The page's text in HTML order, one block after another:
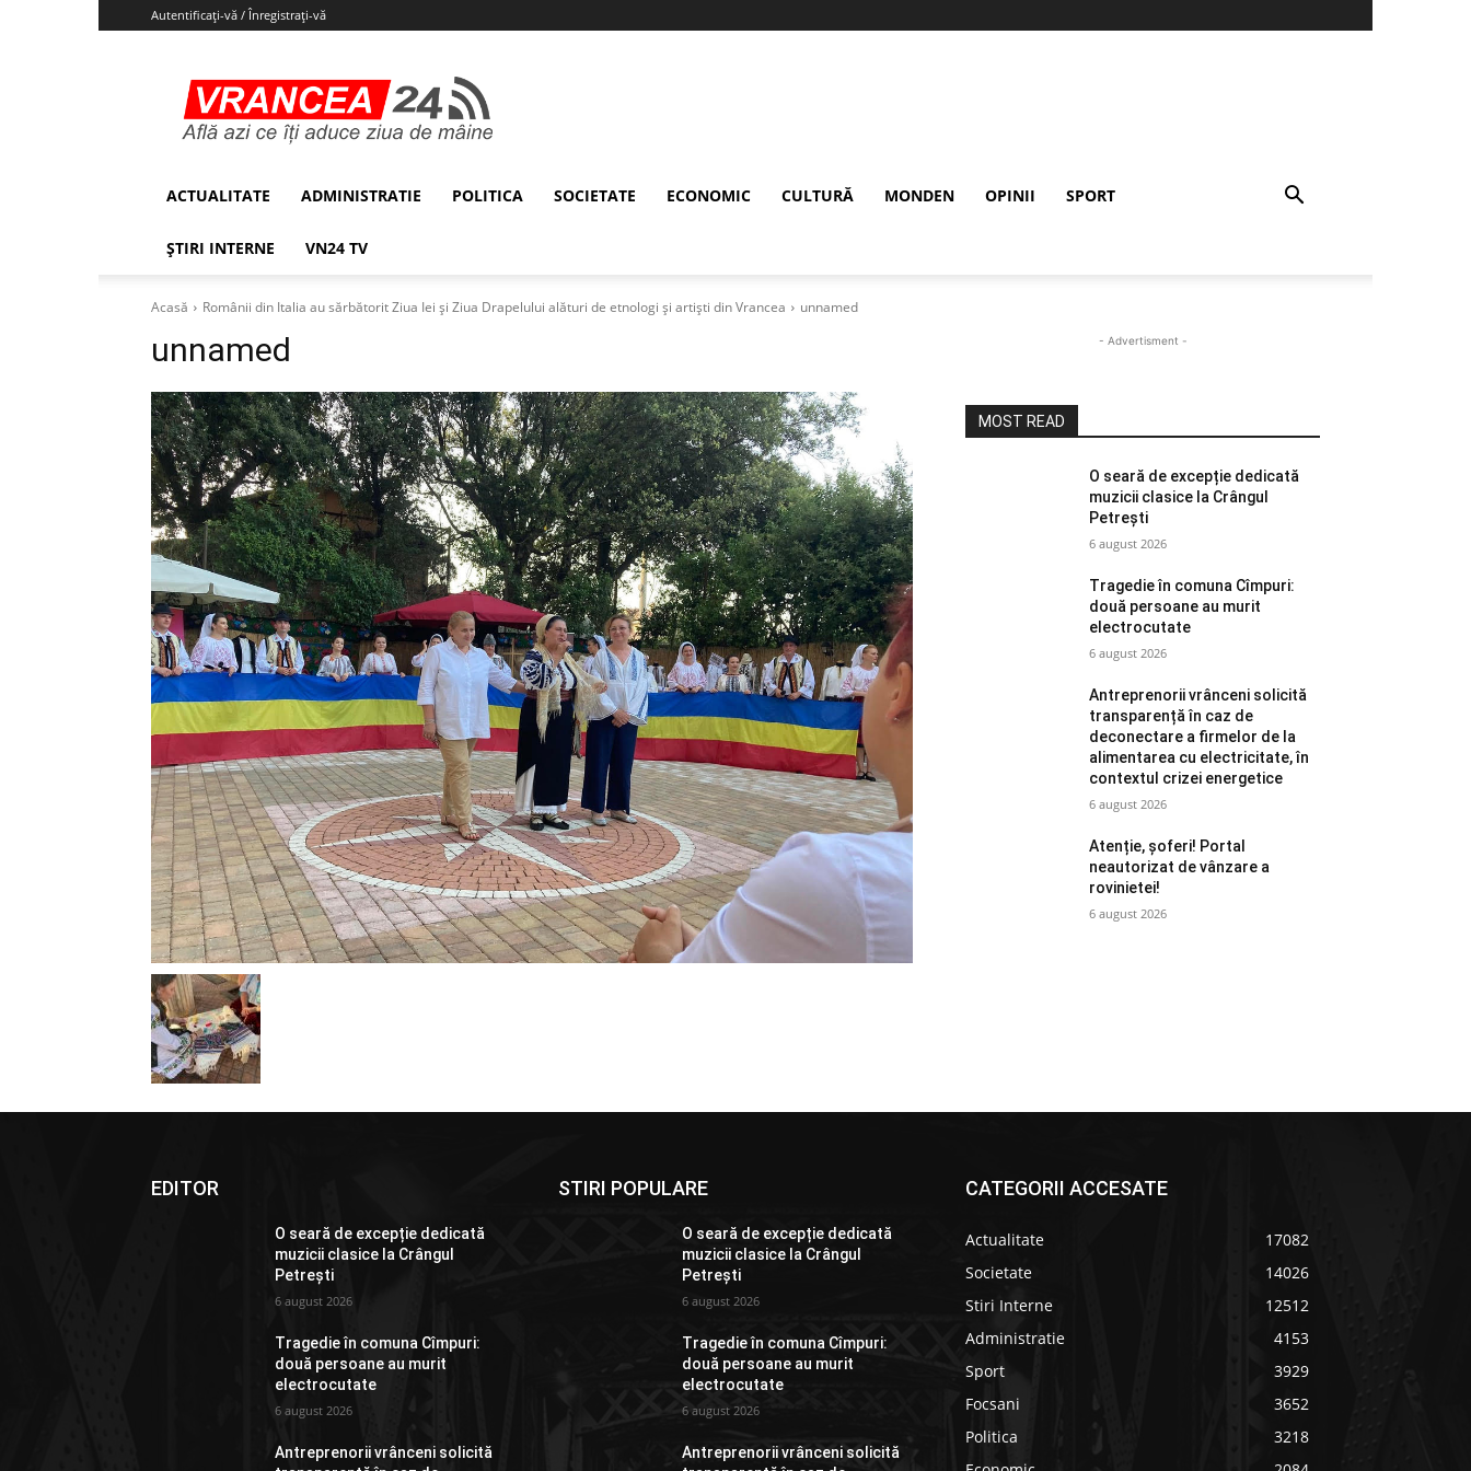
Autentificați-vă / Înregistrați-vă
ACTUALITATE ADMINISTRATIE POLITICA SOCIETATE ECONOMIC CULTURĂ MONDEN OPINII SPORT
ȘTIRI INTERNE VN24 TV
Acasă Românii din Italia au sărbătorit Ziua Iei și Ziua Drapelului alături de etnologi și artiști din Vrancea unnamed
unnamed - Advertisment -
MOST READ
O seară de excepție dedicată
muzicii clasice la Crângul
Petrești
6 august 2026
Tragedie în comuna Cîmpuri:
două persoane au murit
electrocutate
6 august 2026
Antreprenorii vrânceni solicită
transparență în caz de
deconectare a firmelor de la
alimentarea cu electricitate, în
contextul crizei energetice
6 august 2026
Atenție, șoferi! Portal
neautorizat de vânzare a
rovinietei!
6 august 2026
EDITOR
O seară de excepție dedicată
muzicii clasice la Crângul
Petrești
6 august 2026
Tragedie în comuna Cîmpuri:
două persoane au murit
electrocutate
6 august 2026
Antreprenorii vrânceni solicită
STIRI POPULARE
O seară de excepție dedicată
muzicii clasice la Crângul
Petrești
6 august 2026
Tragedie în comuna Cîmpuri:
două persoane au murit
electrocutate
6 august 2026
Antreprenorii vrânceni solicită
CATEGORII ACCESATE
Actualitate
17082
Societate
14026
Stiri Interne
12512
Administratie
4153
Sport
3929
Focsani
3652
Politica
3218